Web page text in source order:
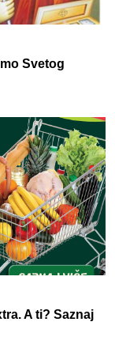
Svetog
A ti? Saznaj